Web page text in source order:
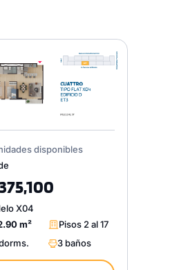
disponibles
X04
m²
Pisos 2 al 17
3 baños